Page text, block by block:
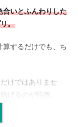
合いとふんわりした
。
算するだけでも、ち
けではありませ
げるのが特徴。